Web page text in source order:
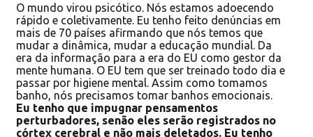
O mundo virou psicótico. Nós estamos adoecendo
rápido e coletivamente. Eu tenho feito denúncias em
mais de 70 países afirmando que nós temos que
mudar a dinâmica, mudar a educação mundial. Da
era da informação para a era do EU como gestor da
mente humana. O EU tem que ser treinado todo dia e
passar por higiene mental. Assim como tomamos
banho, nós precisamos tomar banhos emocionais.
Eu tenho que impugnar pensamentos
perturbadores, senão eles serão registrados no
córtex cerebral e não mais deletados. Eu tenho